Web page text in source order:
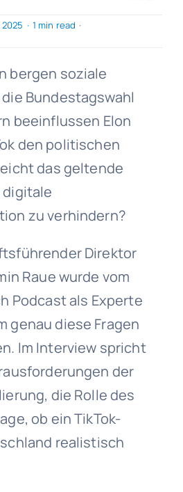
· 1 min read ·
bergen soziale
Bundestagswahl
beeinflussen Elon
den politischen
das geltende
digitale
zu verhindern?
Direktor
Raue wurde vom
Podcast als Experte
genau diese Fragen
Im Interview spricht
der
die Rolle des
ob ein TikTok-
realistisch